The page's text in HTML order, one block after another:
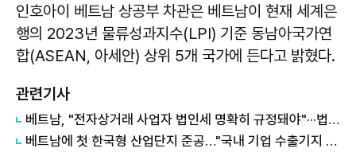
인호아이 베트남 상공부 차관은 베트남이 현재 세계은
행의 2023년 물류성과지수(LPI) 기준 동남아국가연
합(ASEAN, 아세안) 상위 5개 국가에 든다고 밝혔다.
관련기사
베트남, "전자상거래 사업자 법인세 명확히 규정돼야"···법인세법 개정
베트남에 첫 한국형 산업단지 준공…"국내 기업 수출기지 역할"